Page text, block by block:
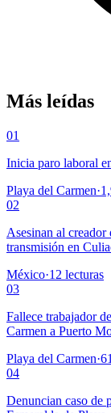
Más leídas
01
Inicia paro laboral
Playa del Carmen·
02
Asesinan al creador
transmisión en
México·12 lecturas
03
Fallece trabajador
Carmen a Puerto
Playa del Carmen·
04
Denuncian caso de